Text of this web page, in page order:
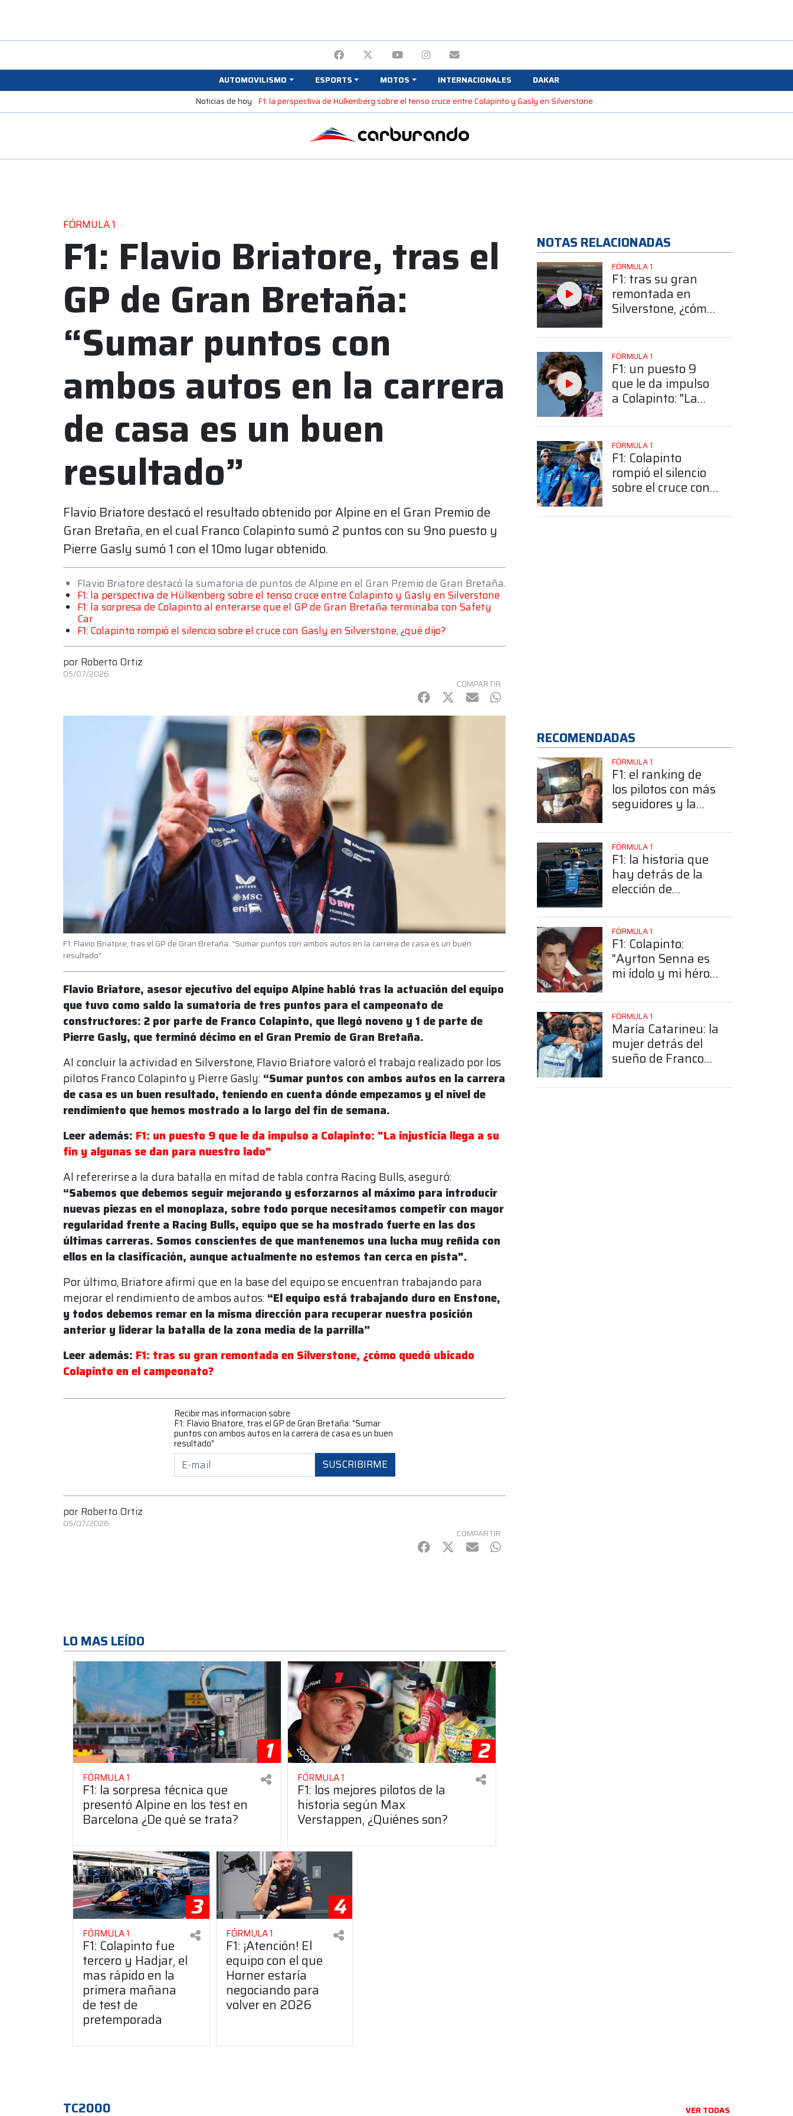
AUTOMOVILISMO ESPORTS MOTOS INTERNACIONALES
DAKAR
Noticias de hoy F1: la perspectiva de Hülkenberg sobre el tenso cruce entre Colapinto y Gasly en Silverstone
FÓRMULA 1
F1: Flavio Briatore, tras el
GP de Gran Bretaña:
“Sumar puntos con
ambos autos en la carrera
de casa es un buen
resultado”
Flavio Briatore destacó el resultado obtenido por Alpine en el Gran Premio de
Gran Bretaña, en el cual Franco Colapinto sumó 2 puntos con su 9no puesto y
Pierre Gasly sumó 1 con el 10mo lugar obtenido.
Flavio Briatore destacó la sumatoria de puntos de Alpine en el Gran Premio de Gran Bretaña.
F1: la perspectiva de Hülkenberg sobre el tenso cruce entre Colapinto y Gasly en Silverstone
F1: la sorpresa de Colapinto al enterarse que el GP de Gran Bretaña terminaba con Safety
Car
F1: Colapinto rompió el silencio sobre el cruce con Gasly en Silverstone, ¿qué dijo?
por Roberto Ortiz
05/07/2026
COMPARTIR
Facebook
Twitter
mail WhatsApp
F1: Flavio Briatore, tras el GP de Gran Bretaña: “Sumar puntos con ambos autos en la carrera de casa es un buen
resultado”
Flavio Briatore, asesor ejecutivo del equipo Alpine habló tras la actuación del equipo
que tuvo como saldo la sumatoria de tres puntos para el campeonato de
constructores: 2 por parte de Franco Colapinto, que llegó noveno y 1 de parte de
Pierre Gasly, que terminó décimo en el Gran Premio de Gran Bretaña.
Al concluir la actividad en Silverstone, Flavio Briatore valoró el trabajo realizado por los
pilotos Franco Colapinto y Pierre Gasly: “Sumar puntos con ambos autos en la carrera
de casa es un buen resultado, teniendo en cuenta dónde empezamos y el nivel de
rendimiento que hemos mostrado a lo largo del fin de semana.
Leer además: F1: un puesto 9 que le da impulso a Colapinto: "La injusticia llega a su
fin y algunas se dan para nuestro lado"
Al refererirse a la dura batalla en mitad de tabla contra Racing Bulls, aseguró:
“Sabemos que debemos seguir mejorando y esforzarnos al máximo para introducir
nuevas piezas en el monoplaza, sobre todo porque necesitamos competir con mayor
regularidad frente a Racing Bulls, equipo que se ha mostrado fuerte en las dos
últimas carreras. Somos conscientes de que mantenemos una lucha muy reñida con
ellos en la clasificación, aunque actualmente no estemos tan cerca en pista".
Por último, Briatore afirmí que en la base del equipo se encuentran trabajando para
mejorar el rendimiento de ambos autos: “El equipo está trabajando duro en Enstone,
y todos debemos remar en la misma dirección para recuperar nuestra posición
anterior y liderar la batalla de la zona media de la parrilla”
Leer además: F1: tras su gran remontada en Silverstone, ¿cómo quedó ubicado
Colapinto en el campeonato?
Recibir mas informacion sobre
F1: Flavio Briatore, tras el GP de Gran Bretaña: “Sumar
puntos con ambos autos en la carrera de casa es un buen
resultado”
SUSCRIBIRME
por Roberto Ortiz
05/07/2026
COMPARTIR
Facebook
Twitter
mail WhatsApp
LO MAS LEÍDO
1
FÓRMULA 1
F1: la sorpresa técnica que
presentó Alpine en los test en
Barcelona ¿De qué se trata?
2
FÓRMULA 1
F1: los mejores pilotos de la
historia según Max
Verstappen, ¿Quiénes son?
3
FÓRMULA 1
F1: Colapinto fue
tercero y Hadjar, el
mas rápido en la
primera mañana
de test de
pretemporada
4
FÓRMULA 1
F1: ¡Atención! El
equipo con el que
Horner estaría
negociando para
volver en 2026
NOTAS RELACIONADAS
FÓRMULA 1
F1: tras su gran
remontada en
Silverstone, ¿cómo
Colapinto en el
campeonato?
FÓRMULA 1
F1: un puesto 9
que le da impulso
a Colapinto: "La
fin y algunas se
dan para nuestro
lado"
FÓRMULA 1
F1: Colapinto
rompió el silencio
sobre el cruce con
Silverstone, ¿qué
RECOMENDADAS
FÓRMULA 1
F1: el ranking de
los pilotos con más
seguidores y la
posición de
Colapinto
FÓRMULA 1
F1: la historia que
hay detrás de la
elección de
número 43
FÓRMULA 1
F1: Colapinto:
"Ayrton Senna es
mi ídolo y mi héroe
FÓRMULA 1
María Catarineu: la
mujer detrás del
sueño de Franco
Fórmula 1
TC2000 VER TODAS